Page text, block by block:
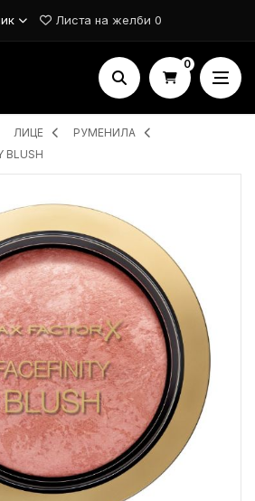
Листа на желби 0
0
ЛИЦЕ
РУМЕНИЛА
BLUSH